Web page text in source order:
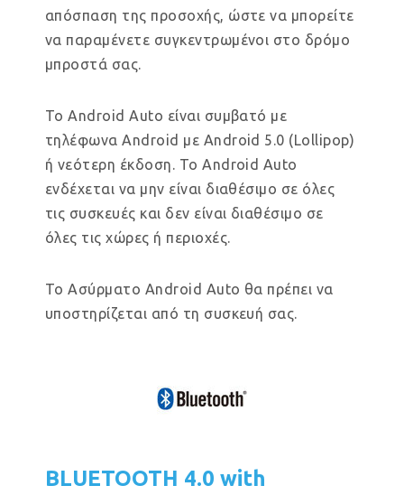
απόσπαση της προσοχής, ώστε να μπορείτε
να παραμένετε συγκεντρωμένοι στο δρόμο
μπροστά σας.
Το Android Auto είναι συμβατό με
τηλέφωνα Android με Android 5.0 (Lollipop)
ή νεότερη έκδοση. Το Android Auto
ενδέχεται να μην είναι διαθέσιμο σε όλες
τις συσκευές και δεν είναι διαθέσιμο σε
όλες τις χώρες ή περιοχές.
Το Ασύρματο Android Auto θα πρέπει να
υποστηρίζεται από τη συσκευή σας.
BLUETOOTH 4.0 with